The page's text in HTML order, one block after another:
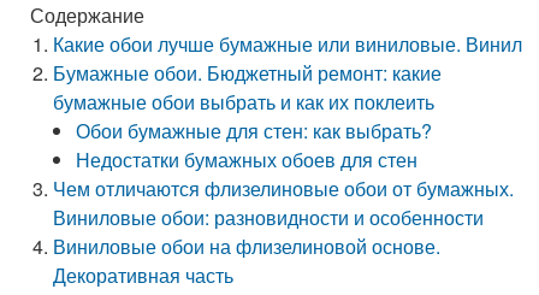
Содержание
Какие обои лучше бумажные или виниловые. Винил
Бумажные обои. Бюджетный ремонт: какие
бумажные обои выбрать и как их поклеить
Обои бумажные для стен: как выбрать?
Недостатки бумажных обоев для стен
Чем отличаются флизелиновые обои от бумажных.
Виниловые обои: разновидности и особенности
Виниловые обои на флизелиновой основе.
Декоративная часть